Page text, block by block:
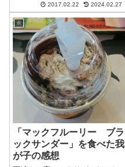
椒仕立て」のほうが美味しかっ
たので、こちらはしばらく放置
してました。たしか、このどん
兵衛の担々麺...
2017.02.22 2024.02.27
※
「マックフルーリー ブラ
ックサンダー」を食べた我
が子の感想